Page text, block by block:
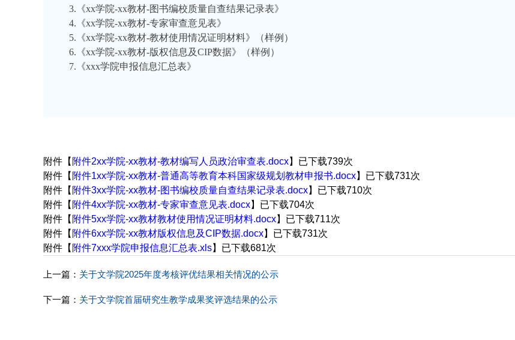
3.《xx学院-xx教材-图书编校质量自查结果记录表》
4.《xx学院-xx教材-专家审查意见表》
5.《xx学院-xx教材-教材使用情况证明材料》（样例）
6.《xx学院-xx教材-版权信息及CIP数据》（样例）
7.《xxx学院申报信息汇总表》
附件【 附件2xx学院-xx教材-教材编写人员政治审查表.docx】已下载739次
附件【 附件1xx学院-xx教材-普通高等教育本科国家级规划教材申报书.docx】已下载731次
附件【 附件3xx学院-xx教材-图书编校质量自查结果记录表.docx】已下载710次
附件【 附件4xx学院-xx教材-专家审查意见表.docx】已下载704次
附件【 附件5xx学院-xx教材教材使用情况证明材料.docx】已下载711次
附件【 附件6xx学院-xx教材版权信息及CIP数据.docx】已下载731次
附件【 附件7xxx学院申报信息汇总表.xls】已下载681次
上一篇： 关于文学院2025年度考核评优结果相关情况的公示
下一篇： 关于文学院首届研究生教学成果奖评选结果的公示